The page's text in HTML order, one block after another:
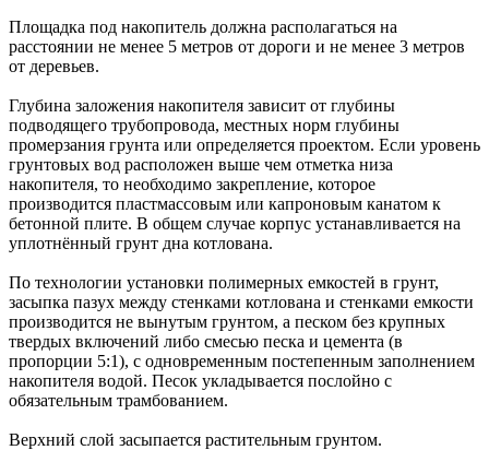
Площадка под накопитель должна располагаться на
расстоянии не менее 5 метров от дороги и не менее 3 метров
от деревьев.
Глубина заложения накопителя зависит от глубины
подводящего трубопровода, местных норм глубины
промерзания грунта или определяется проектом. Если уровень
грунтовых вод расположен выше чем отметка низа
накопителя, то необходимо закрепление, которое
производится пластмассовым или капроновым канатом к
бетонной плите. В общем случае корпус устанавливается на
уплотнённый грунт дна котлована.
По технологии установки полимерных емкостей в грунт,
засыпка пазух между стенками котлована и стенками емкости
производится не вынутым грунтом, а песком без крупных
твердых включений либо смесью песка и цемента (в
пропорции 5:1), с одновременным постепенным заполнением
накопителя водой. Песок укладывается послойно с
обязательным трамбованием.
Верхний слой засыпается растительным грунтом.